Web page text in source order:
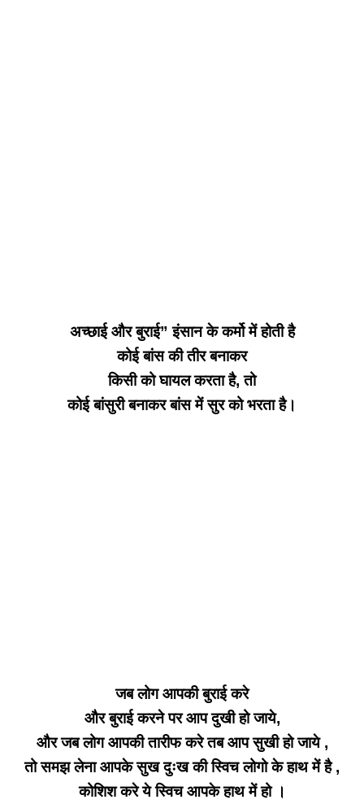
अच्छाई और बुराई” इंसान के कर्मो में होती है
कोई बांस की तीर बनाकर
किसी को घायल करता है, तो
कोई बांसुरी बनाकर बांस में सुर को भरता है।
जब लोग आपकी बुराई करे
और बुराई करने पर आपदुखी हो जाये,
और जब लोग आपकी तारीफ करेतब आप सुखी हो जाये ,
तो समझ लेना आपके सुख दुःख कीस्विच लोगो के हाथ में है ,
कोशिश करे ये स्विचआपके हाथ में हो ।